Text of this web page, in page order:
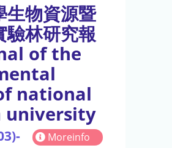
生物資源暨
驗林研究報
of the
national
university
Moreinfo